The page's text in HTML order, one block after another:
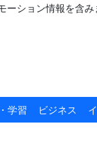
ーション情報を含み
学習 ビジネス